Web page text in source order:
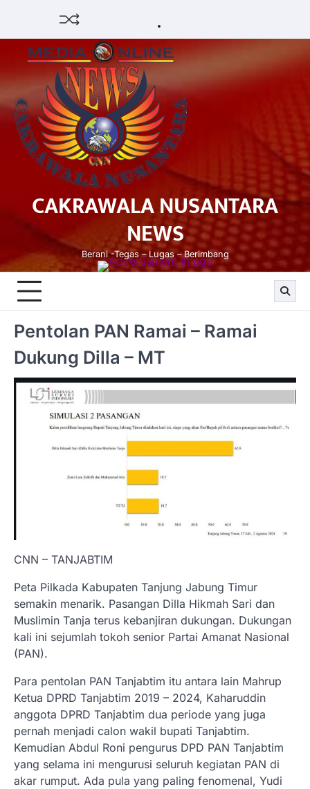
content
CAKRAWALA NUSANTARA
NEWS
Berani -Tegas – Lugas – Berimbang
Pentolan PAN Ramai – Ramai
Dukung Dilla – MT
CNN – TANJABTIM
Peta Pilkada Kabupaten Tanjung Jabung Timur
semakin menarik. Pasangan Dilla Hikmah Sari dan
Muslimin Tanja terus kebanjiran dukungan. Dukungan
kali ini sejumlah tokoh senior Partai Amanat Nasional
(PAN).
Para pentolan PAN Tanjabtim itu antara lain Mahrup
Ketua DPRD Tanjabtim 2019 – 2024, Kaharuddin
anggota DPRD Tanjabtim dua periode yang juga
pernah menjadi calon wakil bupati Tanjabtim.
Kemudian Abdul Roni pengurus DPD PAN Tanjabtim
yang selama ini mengurusi seluruh kegiatan PAN di
akar rumput. Ada pula yang paling fenomenal, Yudi